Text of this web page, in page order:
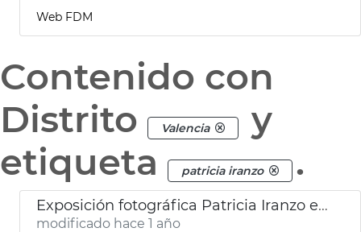
Web FDM
Contenido con
Distrito
Valencia
y
etiqueta
patricia iranzo .
Exposición fotográfica Patricia Iranzo en el Museo Historia de València
modificado hace 1 año